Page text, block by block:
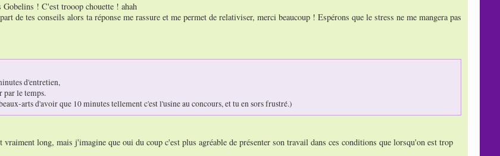
! C'est trooop chouette ! ahah
de tes conseils alors ta réponse me rassure et me permet de relativiser, merci beaucoup ! Espérons que le stress ne me mangera pas
d'entretien,
par le temps.
arts d'avoir que 10 minutes tellement c'est l'usine au concours, et tu en sors frustré.)
vraiment long, mais j'imagine que oui du coup c'est plus agréable de présenter son travail dans ces conditions que lorsqu'on est trop